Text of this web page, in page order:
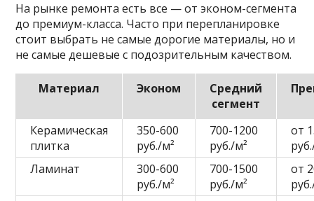
На рынке ремонта есть все — от эконом-сегмента
до премиум-класса. Часто при перепланировке
стоит выбрать не самые дорогие материалы, но и
не самые дешевые с подозрительным качеством.
Материал Эконом
Средний
сегмент
Керамическая
плитка
350-600
руб./м²
700-1200
руб./м²
от
Ламинат
300-600
руб./м²
700-1500
руб./м²
от